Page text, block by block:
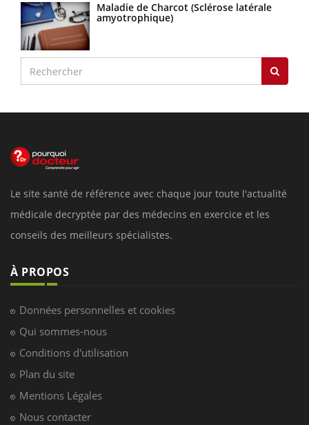
Maladie de Charcot (Sclérose latérale
amyotrophique)
Le site santé de référence avec chaque jour toute l'actualité
médicale decryptée par des médecins en exercice et les
conseils des meilleurs spécialistes.
À PROPOS
Données personnelles et cookies
Qui sommes-nous
Conditions d'utilisation
Plan du site
Mentions Légales
Nous contacter